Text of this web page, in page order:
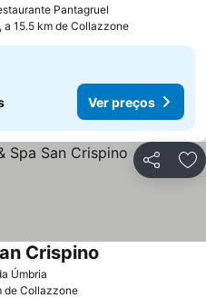
Pantagruel
a 15.5 km de Collazzone
Ver preços
Partilhar
Úmbria
Crispino
de Collazzone